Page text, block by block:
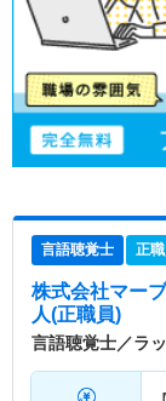
言語聴覚士 正
株式会社マー
人(正職員)
言語聴覚士／ラ